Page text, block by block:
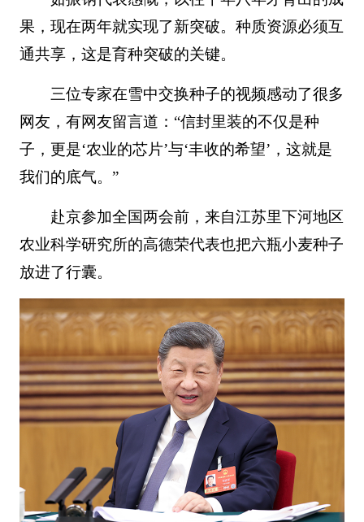
果，现在两年就实现了新突破。种质资源必须互
通共享，这是育种突破的关键。
三位专家在雪中交换种子的视频感动了很多
网友，有网友留言道：“信封里装的不仅是种
子，更是‘农业的芯片’与‘丰收的希望’，这就是
我们的底气。”
赴京参加全国两会前，来自江苏里下河地区
农业科学研究所的高德荣代表也把六瓶小麦种子
放进了行囊。